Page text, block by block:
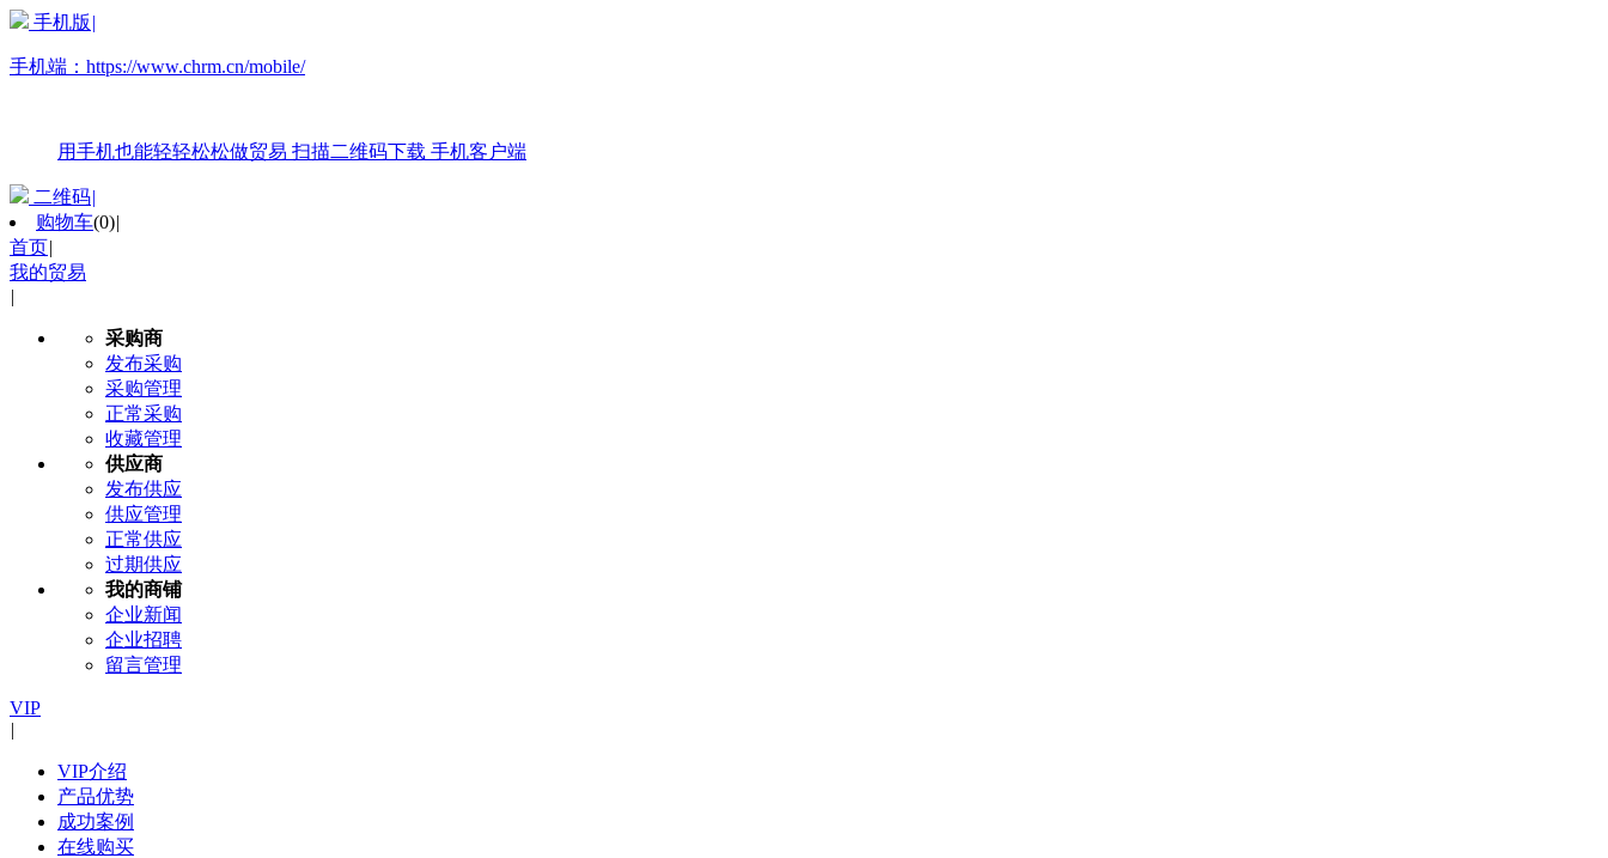
手机版 |
手机端： https://www.chrm.cn/mobile/
用手机也能轻轻松松做贸易 扫描二维码下载 手机客户端
二维码|
购物车(0)|
首页|
我的贸易
|
采购商
发布采购
采购管理
正常采购
收藏管理
供应商
发布供应
供应管理
正常供应
过期供应
我的商铺
企业新闻
企业招聘
留言管理
VIP
|
VIP介绍
产品优势
成功案例
在线购买